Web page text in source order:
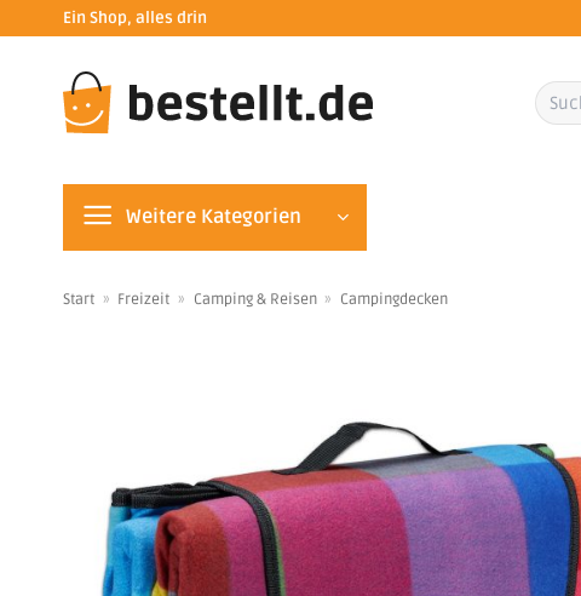
springen
Ein Shop, alles drin
Suchen
nach:
Weitere Kategorien
Start » Freizeit » Camping & Reisen » Campingdecken